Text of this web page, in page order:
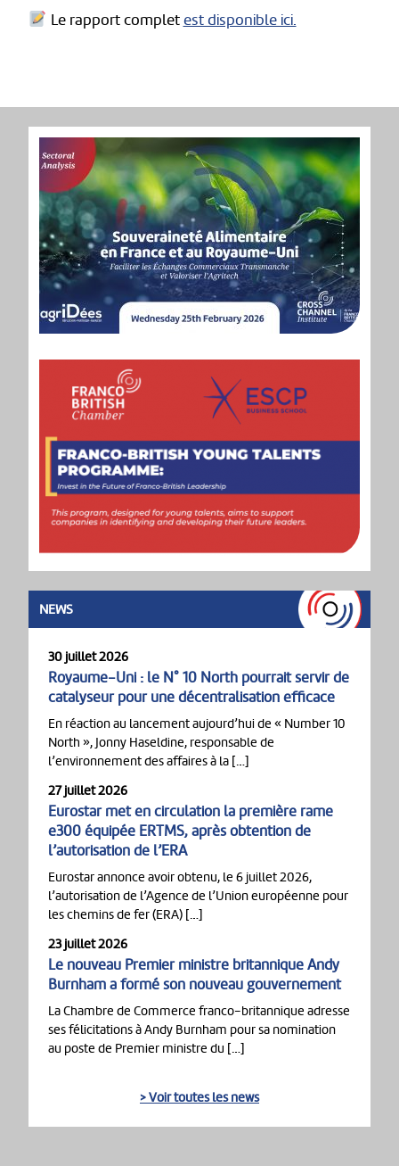
Le rapport completest disponible ici.
NEWS
30 juillet 2026
Royaume-Uni : le N° 10 North pourrait servir de
catalyseur pour une décentralisation efficace
En réaction au lancement aujourd’hui de « Number 10
North », Jonny Haseldine, responsable de
l’environnement des affaires à la […]
27 juillet 2026
Eurostar met en circulation la première rame
e300 équipée ERTMS, après obtention de
l’autorisation de l’ERA
Eurostar annonce avoir obtenu, le 6 juillet 2026,
l’autorisation de l’Agence de l’Union européenne pour
les chemins de fer (ERA) […]
23 juillet 2026
Le nouveau Premier ministre britannique Andy
Burnham a formé son nouveau gouvernement
La Chambre de Commerce franco-britannique adresse
ses félicitations à Andy Burnham pour sa nomination
au poste de Premier ministre du […]
> Voir toutes les news